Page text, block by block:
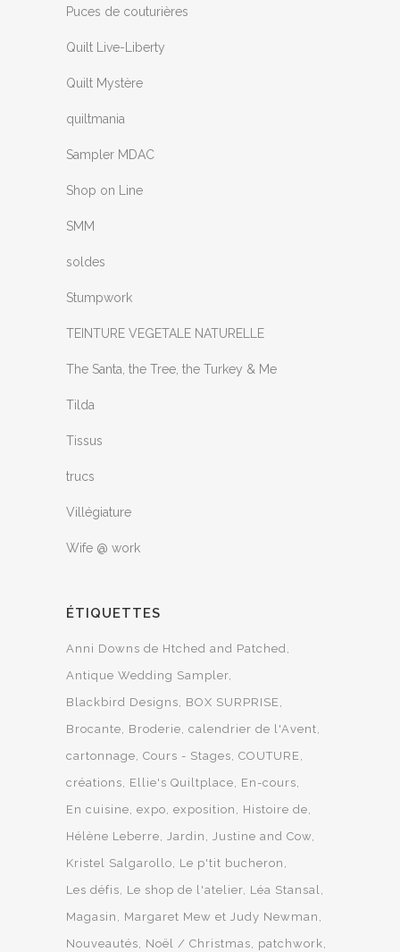
Puces de couturières
Quilt Live-Liberty
Quilt Mystère
quiltmania
Sampler MDAC
Shop on Line
SMM
soldes
Stumpwork
TEINTURE VEGETALE NATURELLE
The Santa, the Tree, the Turkey & Me
Tilda
Tissus
trucs
Villégiature
Wife @ work
ÉTIQUETTES
Anni Downs de Htched and Patched
Antique Wedding Sampler
Blackbird Designs
BOX SURPRISE
Brocante
Broderie calendrier de l'Avent
cartonnage Cours - Stages COUTURE
créations
Ellie's Quiltplace
En-cours
En cuisine expo exposition
Histoire de
Hélène Leberre Jardin
Justine and Cow
Kristel Salgarollo
Le p'tit bucheron
Les défis
Le shop de l'atelier Léa Stansal
Magasin
Margaret Mew et Judy Newman
Nouveautés
Noël / Christmas
patchwork